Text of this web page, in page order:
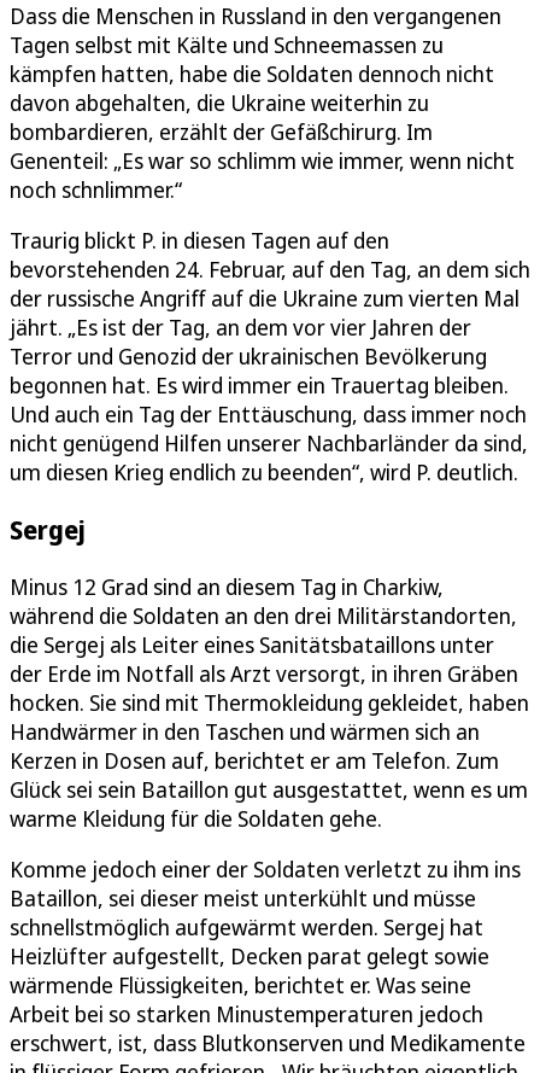
Dass die Menschen in Russland in den vergangenen
Tagen selbst mit Kälte und Schneemassen zu
kämpfen hatten, habe die Soldaten dennoch nicht
davon abgehalten, die Ukraine weiterhin zu
bombardieren, erzählt der Gefäßchirurg. Im
Genenteil: „Es war so schlimm wie immer, wenn nicht
noch schnlimmer.“
Traurig blickt P. in diesen Tagen auf den
bevorstehenden 24. Februar, auf den Tag, an dem sich
der russische Angriff auf die Ukraine zum vierten Mal
jährt. „Es ist der Tag, an dem vor vier Jahren der
Terror und Genozid der ukrainischen Bevölkerung
begonnen hat. Es wird immer ein Trauertag bleiben.
Und auch ein Tag der Enttäuschung, dass immer noch
nicht genügend Hilfen unserer Nachbarländer da sind,
um diesen Krieg endlich zu beenden“, wird P. deutlich.
Sergej
Minus 12 Grad sind an diesem Tag in Charkiw,
während die Soldaten an den drei Militärstandorten,
die Sergej als Leiter eines Sanitätsbataillons unter
der Erde im Notfall als Arzt versorgt, in ihren Gräben
hocken. Sie sind mit Thermokleidung gekleidet, haben
Handwärmer in den Taschen und wärmen sich an
Kerzen in Dosen auf, berichtet er am Telefon. Zum
Glück sei sein Bataillon gut ausgestattet, wenn es um
warme Kleidung für die Soldaten gehe.
Komme jedoch einer der Soldaten verletzt zu ihm ins
Bataillon, sei dieser meist unterkühlt und müsse
schnellstmöglich aufgewärmt werden. Sergej hat
Heizlüfter aufgestellt, Decken parat gelegt sowie
wärmende Flüssigkeiten, berichtet er. Was seine
Arbeit bei so starken Minustemperaturen jedoch
erschwert, ist, dass Blutkonserven und Medikamente